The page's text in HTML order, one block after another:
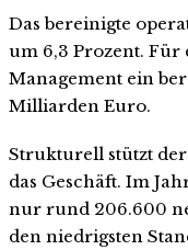
Das bereinigte
um 6,3 Prozent. Für
Management ein
Milliarden Euro.
Strukturell stützt
das Geschäft. Im
nur rund 206.600
den niedrigsten